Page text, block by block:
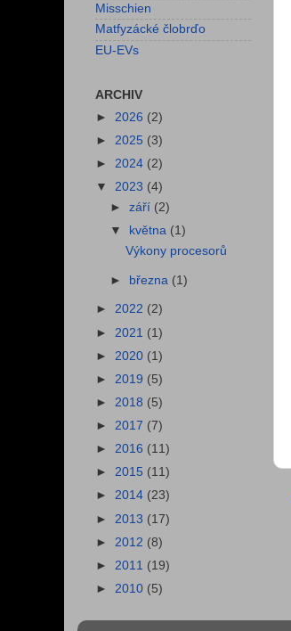
Misschien
Matfyzácké člobrďo
EU-EVs
ARCHIV
► 2026 (2)
► 2025 (3)
► 2024 (2)
▼ 2023 (4)
►září (2)
▼
května (1)
Výkony procesorů
► března (1)
► 2022 (2)
► 2021 (1)
► 2020 (1)
► 2019 (5)
► 2018 (5)
► 2017 (7)
► 2016 (11)
► 2015 (11)
► 2014 (23)
► 2013 (17)
► 2012 (8)
► 2011 (19)
► 2010 (5)